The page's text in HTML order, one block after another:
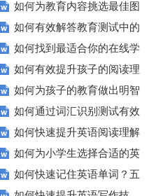
行英语学习？这里有你需要的所
有资源！
如何为教育内容挑选最佳图
片？这些建议让你的文章脱颖而
出！
如何有效解答教育测试中的
排序题？[疑问式标题]
如何找到最适合你的在线学
习平台？这里有你需要知道的一
切！
如何有效提升孩子的阅读理
解能力？这里有秘诀！
如何为孩子的教育做出明智
的选择？——一份全面指南
如何通过词汇识别测试有效
提升英语词汇量？
如何快速提升英语阅读理解
能力？这些技巧助你一臂之力！
如何为小学生选择合适的英
语听力测试工具？
如何快速记住英语单词？五